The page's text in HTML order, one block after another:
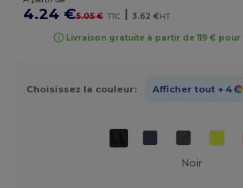
4.24 €5.05 € TTC | 3.62 €HT
Livraison gratuite à partir de 119 €
Choisissez la couleur: Afficher tout + 4
Noir